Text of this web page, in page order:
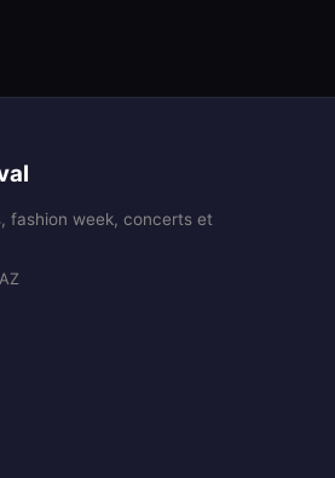
fashion week, concerts et